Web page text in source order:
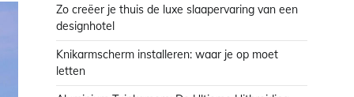
Zo creëer je thuis de luxe slaapervaring van een
designhotel
Knikarmscherm installeren: waar je op moet
letten